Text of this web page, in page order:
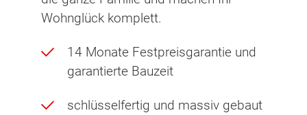
Wohnglück komplett.
14 Monate Festpreisgarantie und
garantierte Bauzeit
schlüsselfertig und massiv gebaut